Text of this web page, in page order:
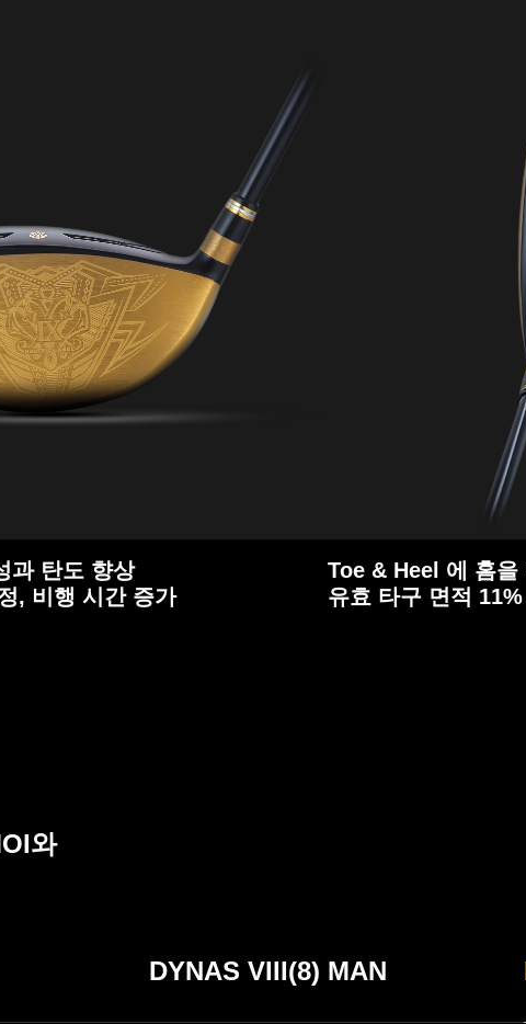
과 탄도 향상
, 비행 시간 증가
Toe & Heel 에 홈
유효 타구 면적
와
DYNAS VIII(8) MAN